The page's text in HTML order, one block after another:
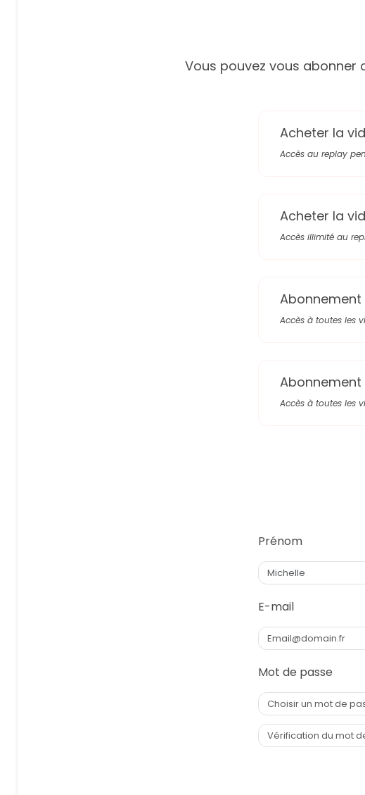
Vous pouvez vous
Acheter la
Accès au replay
Acheter la
Accès illimité au
Abonnement
Accès à toutes les
Abonnement
Accès à toutes les
Prénom
E-mail
Mot de passe